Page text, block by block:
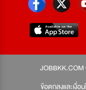
ข้อตกลงและเงื่อ